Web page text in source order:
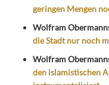
geringen Mengen
Wolfram
die Stadt nur noch
Wolfram
den islamistischen